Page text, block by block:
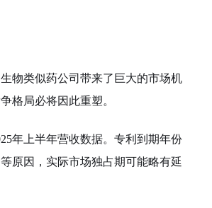
物类似药公司带来了巨大的市场机
格局必将因此重塑。
年上半年营收数据。专利到期年份
原因，实际市场独占期可能略有延